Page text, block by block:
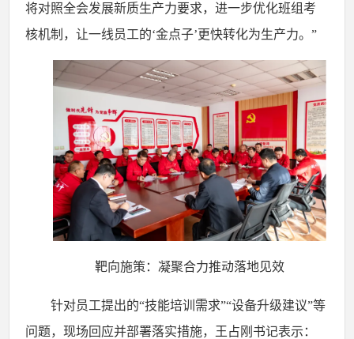
将对照全会发展新质生产力要求，进一步优化班组考
核机制，让一线员工的‘金点子’更快转化为生产力。”
靶向施策：凝聚合力推动落地见效
针对员工提出的“技能培训需求”“设备升级建议”等
问题，现场回应并部署落实措施，王占刚书记表示：